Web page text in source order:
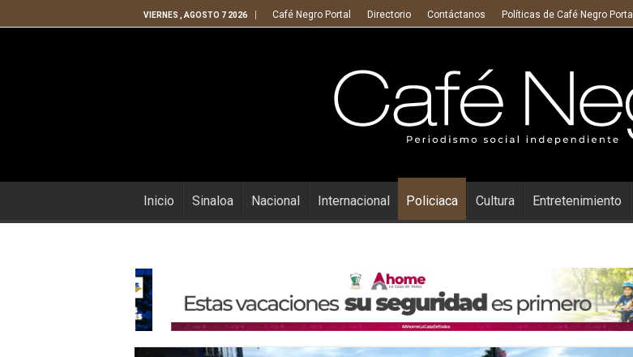
VIERNES , AGOSTO 7 2026 Café Negro Portal Directorio Contáctanos Políticas de Café Negro Portal
Inicio Sinaloa Nacional Internacional Policiaca Cultura Entretenimiento